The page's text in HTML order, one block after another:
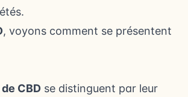
, voyons comment se présentent
CBD se distinguent par leur